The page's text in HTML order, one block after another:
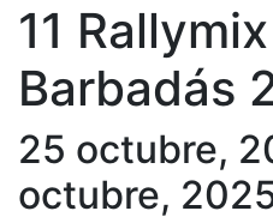
11
Barbadás
25 octubre,
octubre,